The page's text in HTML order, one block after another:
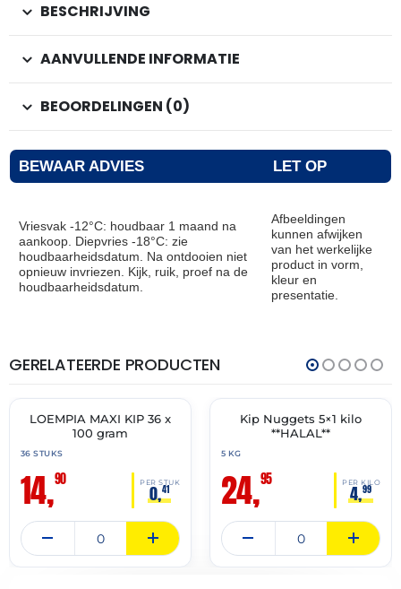
BESCHRIJVING
AANVULLENDE INFORMATIE
BEOORDELINGEN (0)
BEWAAR ADVIES LET OP
Vriesvak -12°C: houdbaar 1 maand na
aankoop. Diepvries -18°C: zie
houdbaarheidsdatum. Na ontdooien niet
opnieuw invriezen. Kijk, ruik, proef na de
houdbaarheidsdatum.
Afbeeldingen
kunnen afwijken
van het werkelijke
product in vorm,
kleur en
presentatie.
GERELATEERDE PRODUCTEN
🔥 OP=OP
THT:
19-
LOEMPIA MAXI KIP 36 x
100 gram
36 STUKS
14,90 PER STUK
0,41
✓ VAST ASSORTIMENT
Kip Nuggets 5×1 kilo
**HALAL**
5 KG
24,95 PER KILO
4,99